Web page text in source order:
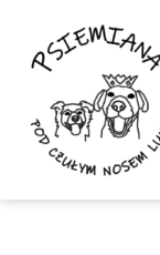
RÓŻNE